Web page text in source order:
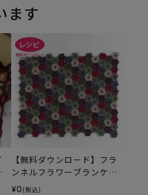
ます
【無料ダウンロード】フラ
ンネルフラワーブランケッ
ト（レシピ）
¥0 (税込)